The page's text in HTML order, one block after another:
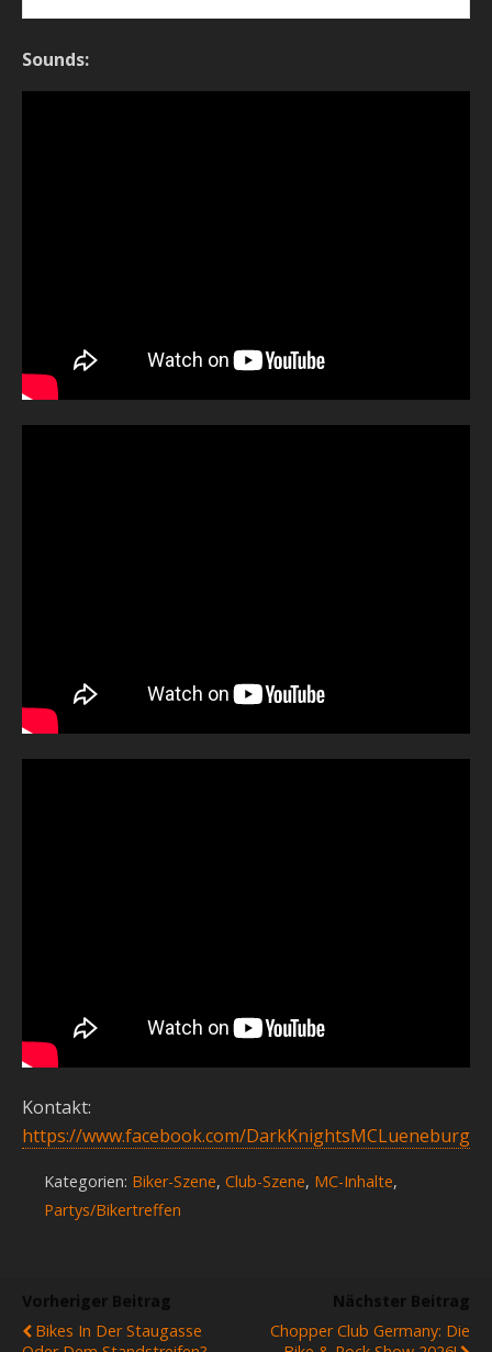
Sounds:
Kontakt:
https://www.facebook.com/DarkKnightsMCLueneburg
Kategorien: Biker-Szene, Club-Szene, MC-Inhalte,
Partys/Bikertreffen
Vorheriger Beitrag
Bikes In Der Staugasse
Nächster Beitrag
Chopper Club Germany: Die